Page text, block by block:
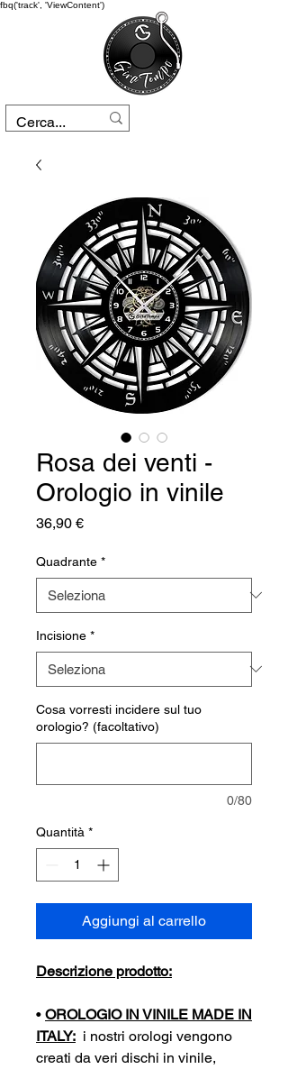
fbq('track', 'ViewContent')
Rosa dei venti -
Orologio in vinile
36,90 €Prezzo
Quadrante *
Incisione *
Cosa vorresti incidere sul tuo
orologio? (facoltativo)
0/80
Quantità *
Aggiungi al carrello
Descrizione prodotto:
• OROLOGIO IN VINILE MADE IN
ITALY: i nostri orologi vengono
creati da veri dischi in vinile,